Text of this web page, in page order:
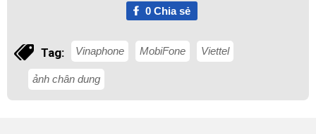
0Chia sẻ
Tag: Vinaphone MobiFone Viettel
ảnh chân dung